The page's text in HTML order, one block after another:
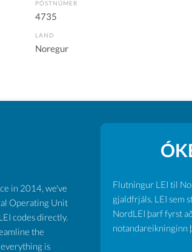
PÓSTNÚMER
4735
LAND
Noregur
in 2014, we've
Operating Unit
codes directly.
the
is
Flutningur LEI til
gjaldfrjáls. LEI sem
NordLEI þarf fyrst
notandareikninginn